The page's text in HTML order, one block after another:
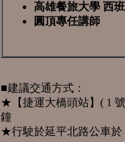
高雄餐旅大學 西
圓頂專任講師
■建議交通方式：
★【捷運大橋頭站】( 1
鐘
★行駛於延平北路公車於